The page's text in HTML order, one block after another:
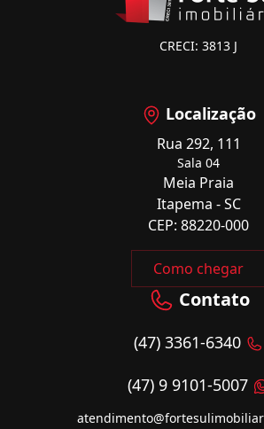
CRECI: 3813 J
Localização
Rua 292, 111
Sala 04
Meia Praia
Itapema - SC
CEP: 88220-000
Como chegar
Contato
(47) 3361-6340
(47) 9 9101-5007